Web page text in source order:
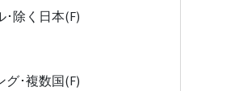
･除く日本(F)
グ･複数国(F)